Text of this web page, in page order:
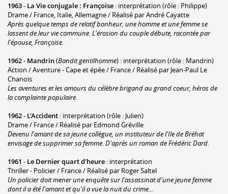
1963- La Vie conjugale : Françoise : interprétation (rôle : Philippe)
Drame / France, Italie, Allemagne / Réalisé par André Cayatte
Après quelque temps de relatif bonheur, une homme et une femme se
lassent de leur vie commune. L'érosion du couple débute, racontée par
l'épouse, Françoise.
1962- Mandrin(Bandit gentilhomme) : interprétation (rôle : Mandrin)
Action / Aventure - Cape et épée / France / Réalisé par Jean-Paul Le
Chanois
Les aventures et les amours du célèbre brigand au grand coeur, héros de
la complainte populaire.
1962- L'Accident : interprétation (rôle : Julien)
Drame / France / Réalisé par Edmond Gréville
Devenu l'amant de sa jeune collègue, un instituteur de l'Ile de Bréhat
envisage de supprimer sa femme. D'après un roman de Frédéric Dard.
1961 - Le Dernier quart d'heure : interprétation
Thriller - Policier / France / Réalisé par Roger Saltel
Un policier doit mener une enquête sur l'assassinat d'une jeune femme
dont il a été l'amant et qu'il a vue la nuit du crime...